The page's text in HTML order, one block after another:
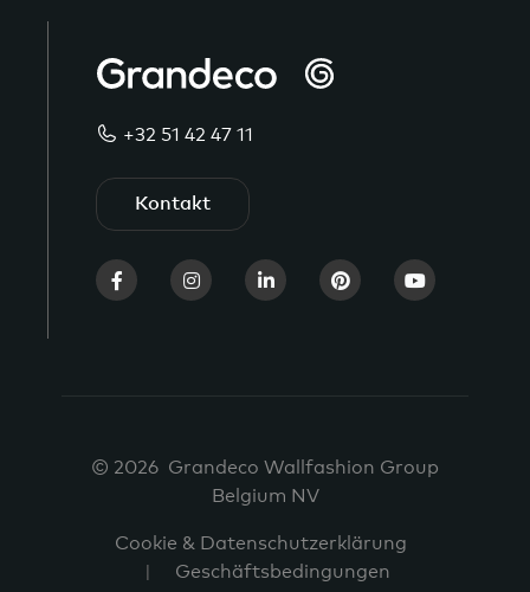
+32 51 42 47 11
Kontakt
© 2026 Grandeco Wallfashion Group
Belgium NV
Cookie & Datenschutzerklärung
Geschäftsbedingungen